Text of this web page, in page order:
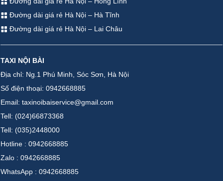
Đường dài giá rẻ Hà Nội – Hà Tĩnh
Đường dài giá rẻ Hà Nội – Lai Châu
TAXI NỘI BÀI
Địa chỉ: Ng.1 Phú Minh, Sóc Sơn, Hà Nội
Số điện thoại: 0942668885
Email: taxinoibaiservice@gmail.com
Tell: (024)66873368
Tell: (035)2448000
Hotline : 0942668885
Zalo : 0942668885
WhatsApp : 0942668885